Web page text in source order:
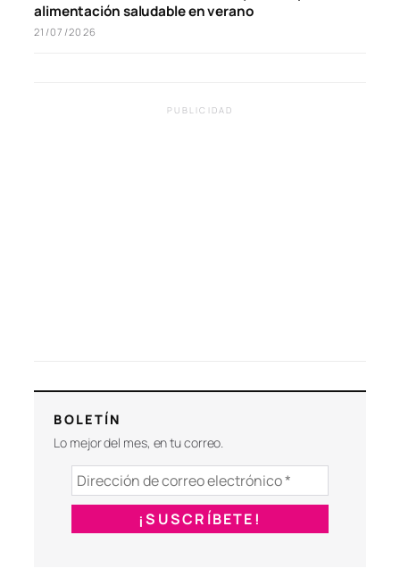
alimentación saludable en verano
21/07/2026
PUBLICIDAD
BOLETÍN
Lo mejor del mes, en tu correo.